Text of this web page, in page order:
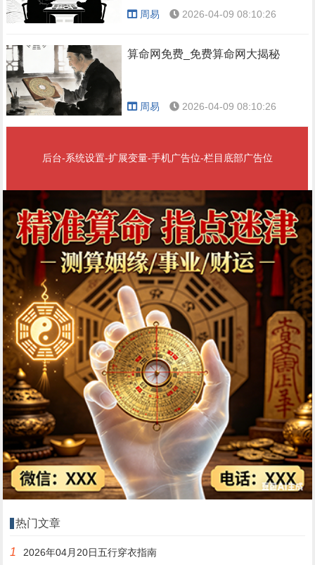
周易 2026-04-09 08:10:26
算命网免费_免费算命网大揭秘
周易 2026-04-09 08:10:26
后台-系统设置-扩展变量-手机广告位-栏目底部广告位
热门文章
1 2026年04月20日五行穿衣指南